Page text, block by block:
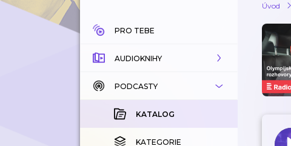
PRO TEBE
AUDIOKNIHY
KATALOG
KOUPENÉ
KATEGORIE
PODCASTY
KATALOG
KATEGORIE
Úvod